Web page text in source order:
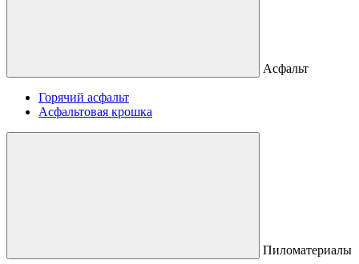
Асфальт
Горячий асфальт
Асфальтовая крошка
Пиломатериалы